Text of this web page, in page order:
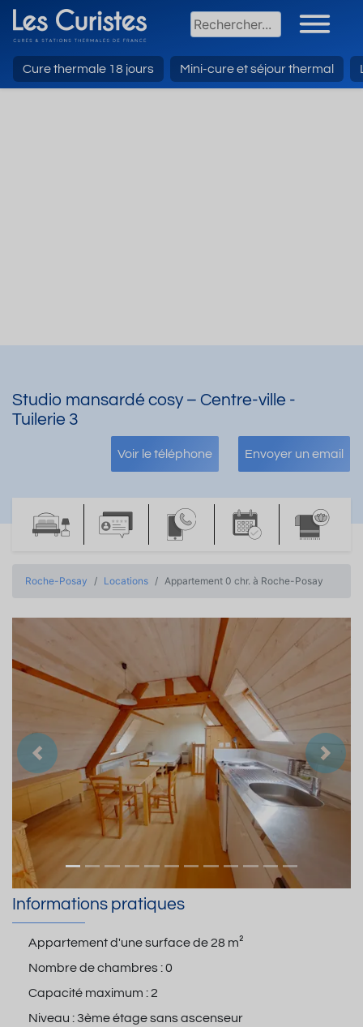
Cure thermale 18 jours Mini-cure et séjour thermal
Studio mansardé cosy – Centre-ville -
Tuilerie 3
Voir le téléphone Envoyer un email
Roche-Posay Locations Appartement 0 chr. à Roche-Posay
Précedent
Informations pratiques
Appartement d'une surface de28 m²
Nombre de chambres :0
Capacité maximum :2
Niveau :3ème étage sans ascenseur